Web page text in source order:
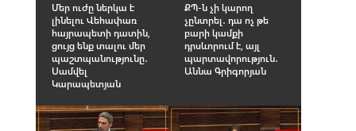
Մեր ուժը ներկա է
լինելու Վեհափառ
հայրապետի դատին,
ցույց ենք տալու մեր
պաշտպանությունը․
Սամվել
Կարապետյան
ՔՊ-ն չի կարող
չընտրել․ դա ոչ թե
բարի կամքի
դրսևորում է, այլ
պարտավորություն․
Աննա Գրիգորյան